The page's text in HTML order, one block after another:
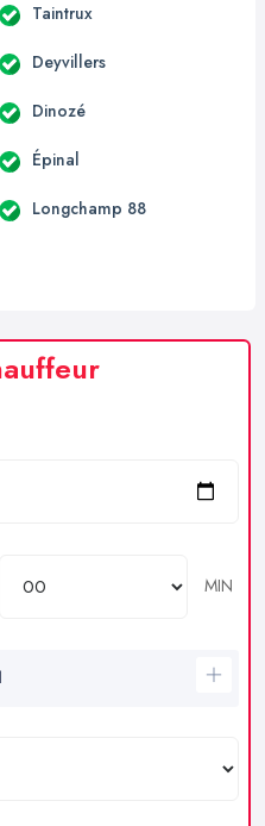
Taintrux
Deyvillers
Dinozé
Épinal
Longchamp 88
MIN